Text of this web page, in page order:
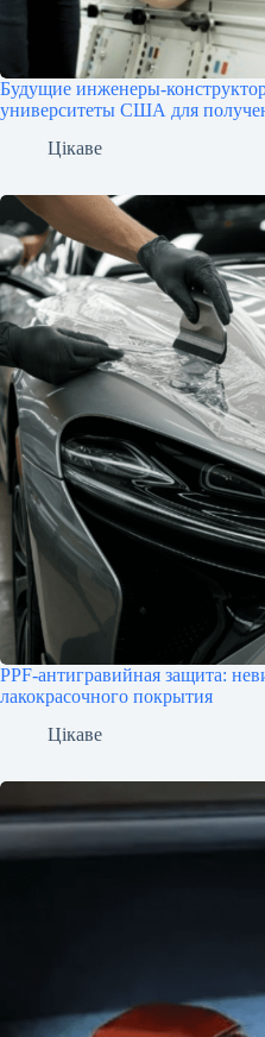
Будущие
университеты США для
Цікаве
PPF-антигравийная защита:
лакокрасочного покрытия
Цікаве